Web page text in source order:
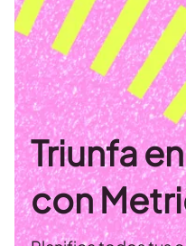
Triunfa
con